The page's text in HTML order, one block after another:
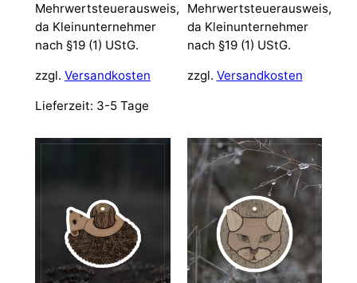
Mehrwertsteuerausweis,
da Kleinunternehmer
nach §19 (1) UStG.
zzgl. Versandkosten
Lieferzeit: 3-5 Tage
Mehrwertsteuerausweis,
da Kleinunternehmer
nach §19 (1) UStG.
zzgl. Versandkosten